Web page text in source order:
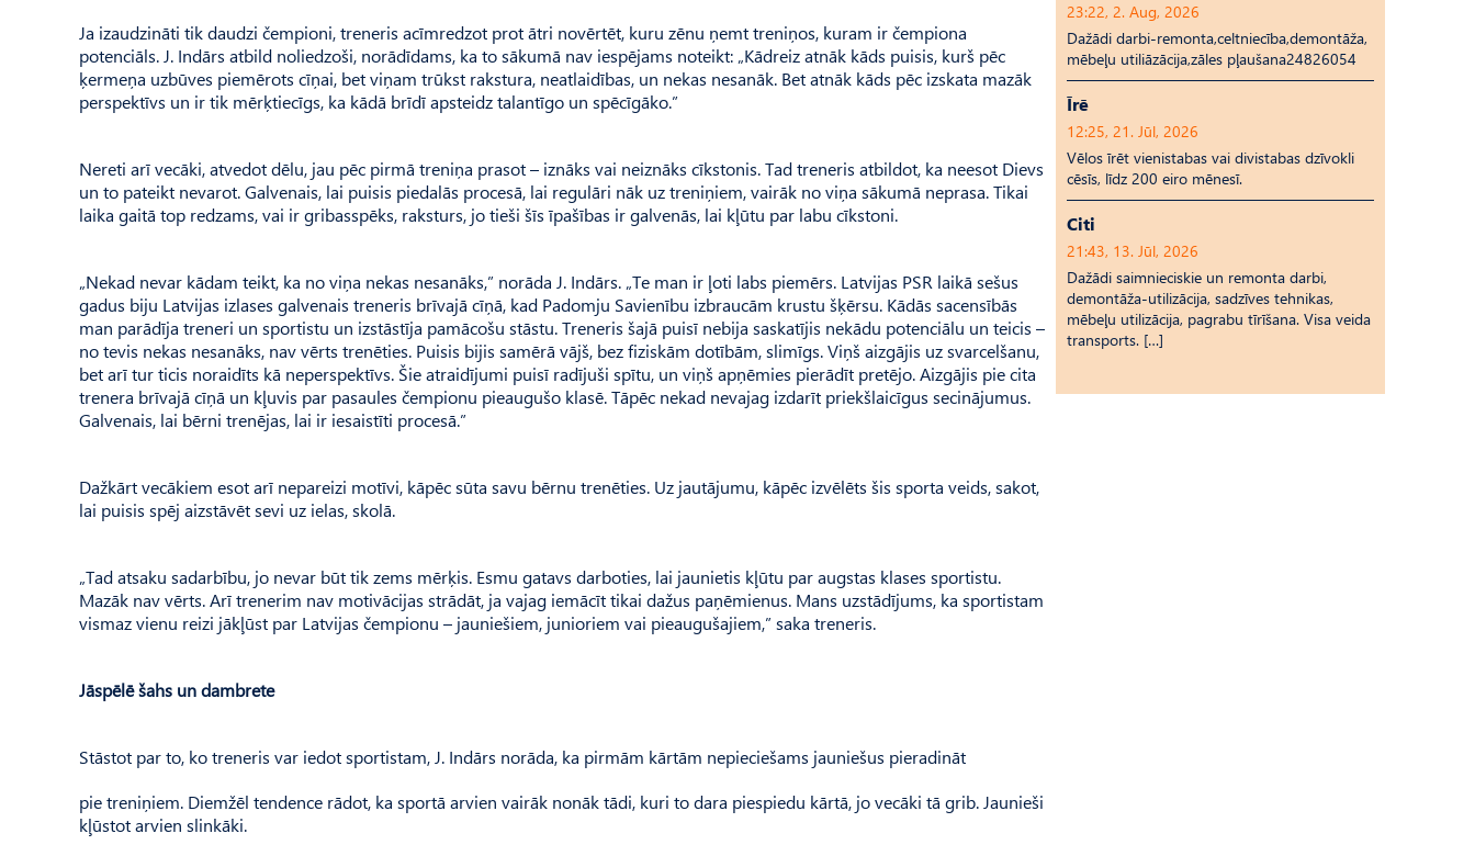
Ja izaudzināti tik daudzi čempioni, treneris acīmredzot prot ātri novērtēt, kuru zēnu ņemt treniņos, kuram ir čempiona
potenciāls. J. Indārs atbild noliedzoši, norādīdams, ka to sākumā nav iespējams noteikt: „Kādreiz atnāk kāds puisis, kurš pēc
ķermeņa uzbūves piemērots cīņai, bet viņam trūkst rakstura, neatlaidības, un nekas nesanāk. Bet atnāk kāds pēc izskata mazāk
perspektīvs un ir tik mērķtiecīgs, ka kādā brīdī apsteidz talantīgo un spēcīgāko.”
Nereti arī vecāki, atvedot dēlu, jau pēc pirmā treniņa prasot – iznāks vai neiznāks cīkstonis. Tad treneris atbildot, ka neesot Dievs
un to pateikt nevarot. Galvenais, lai puisis piedalās procesā, lai regulāri nāk uz treniņiem, vairāk no viņa sākumā neprasa. Tikai
laika gaitā top redzams, vai ir gribasspēks, raksturs, jo tieši šīs īpašības ir galvenās, lai kļūtu par labu cīkstoni.
„Nekad nevar kādam teikt, ka no viņa nekas nesanāks,” norāda J. Indārs. „Te man ir ļoti labs piemērs. Latvijas PSR laikā sešus
gadus biju Latvijas izlases galvenais treneris brīvajā cīņā, kad Padomju Savienību izbraucām krustu šķērsu. Kādās sacensībās
man parādīja treneri un sportistu un izstāstīja pamācošu stāstu. Treneris šajā puisī nebija saskatījis nekādu potenciālu un teicis –
no tevis nekas nesanāks, nav vērts trenēties. Puisis bijis samērā vājš, bez fiziskām dotībām, slimīgs. Viņš aizgājis uz svarcelšanu,
bet arī tur ticis noraidīts kā neperspektīvs. Šie atraidījumi puisī radījuši spītu, un viņš apņēmies pierādīt pretējo. Aizgājis pie cita
trenera brīvajā cīņā un kļuvis par pasaules čempionu pieaugušo klasē. Tāpēc nekad nevajag izdarīt priekšlaicīgus secinājumus.
Galvenais, lai bērni trenējas, lai ir iesaistīti procesā.”
Dažkārt vecākiem esot arī nepareizi motīvi, kāpēc sūta savu bērnu trenēties. Uz jautājumu, kāpēc izvēlēts šis sporta veids, sakot,
lai puisis spēj aizstāvēt sevi uz ielas, skolā.
„Tad atsaku sadarbību, jo nevar būt tik zems mērķis. Esmu gatavs darboties, lai jaunietis kļūtu par augstas klases sportistu.
Mazāk nav vērts. Arī trenerim nav motivācijas strādāt, ja vajag iemācīt tikai dažus paņēmienus. Mans uzstādījums, ka sportistam
vismaz vienu reizi jākļūst par Latvijas čempionu – jauniešiem, junioriem vai pieaugušajiem,” saka treneris.
Jāspēlē šahs un dambrete
Stāstot par to, ko treneris var iedot sportistam, J. Indārs norāda, ka pirmām kārtām nepieciešams jauniešus pieradināt
pie treniņiem. Diemžēl tendence rādot, ka sportā arvien vairāk nonāk tādi, kuri to dara piespiedu kārtā, jo vecāki tā grib. Jaunieši
kļūstot arvien slinkāki.
23:22, 2. Aug, 2026
Dažādi darbi-remonta,celtniecība,demontāža,
mēbeļu utiliāzācija,zāles pļaušana24826054
Īrē
12:25, 21. Jūl, 2026
Vēlos īrēt vienistabas vai divistabas dzīvokli
cēsīs, līdz 200 eiro mēnesī.
Citi
21:43, 13. Jūl, 2026
Dažādi saimnieciskie un remonta darbi,
demontāža-utilizācija, sadzīves tehnikas,
mēbeļu utilizācija, pagrabu tīrīšana. Visa veida
transports. […]